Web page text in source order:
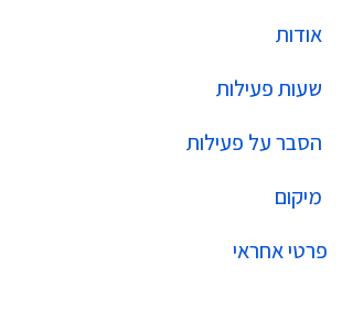
אודות
שעות פעילות
הסבר על פעילות
מיקום
פרטי אחראי